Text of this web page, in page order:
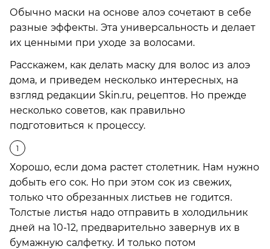
Обычно маски на основе алоэ сочетают в себе
разные эффекты. Эта универсальность и делает
их ценными при уходе за волосами.
Расскажем, как делать маску для волос из алоэ
дома, и приведем несколько интересных, на
взгляд редакции Skin.ru, рецептов. Но прежде
несколько советов, как правильно
подготовиться к процессу.
Хорошо, если дома растет столетник. Нам нужно
добыть его сок. Но при этом сок из свежих,
только что обрезанных листьев не годится.
Толстые листья надо отправить в холодильник
дней на 10-12, предварительно завернув их в
бумажную салфетку. И только потом